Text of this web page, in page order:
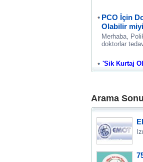
PCO İçin
Olabilir
Merhaba,
doktorlar
'Sik Kurtaj
Arama